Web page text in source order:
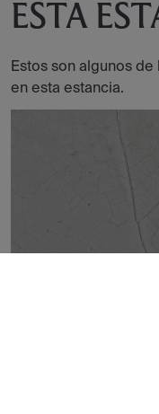
ESTA
Estos son algunos
en esta estancia.